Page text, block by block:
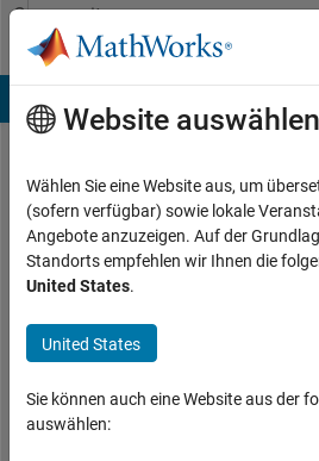
Weiter zum Inhalt
Community
Profile
Brian
Last
seen:
mehr
als 4
Jahre
|
Aktiv
Website auswählen
Wählen Sie eine Website aus, um
(sofern verfügbar) sowie lokale
Angebote anzuzeigen. Auf der
Standorts empfehlen wir Ihnen die
United States.
United States
Sie können auch eine Website aus der
auswählen: